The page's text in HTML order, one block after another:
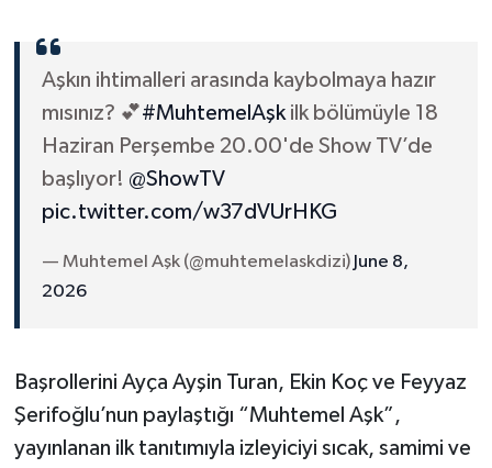
Aşkın ihtimalleri arasında kaybolmaya hazır
mısınız? 💕#MuhtemelAşkilk bölümüyle 18
Haziran Perşembe 20.00'de Show TV’de
başlıyor! @ShowTV
pic.twitter.com/w37dVUrHKG
— Muhtemel Aşk (@muhtemelaskdizi) June 8,
2026
Başrollerini Ayça Ayşin Turan, Ekin Koç ve Feyyaz
Şerifoğlu’nun paylaştığı “Muhtemel Aşk”,
yayınlanan ilk tanıtımıyla izleyiciyi sıcak, samimi ve